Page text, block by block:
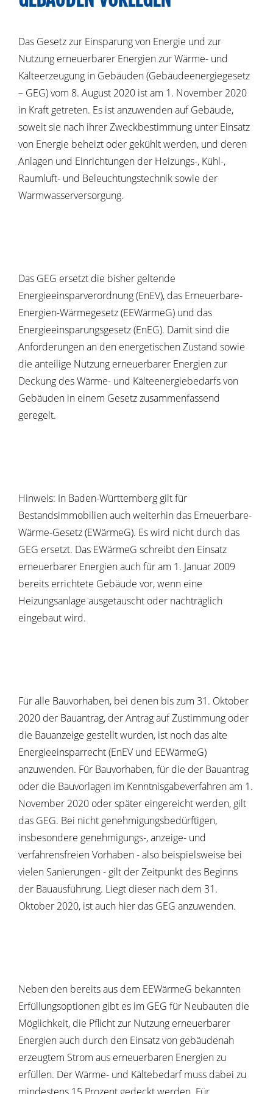
Das Gesetz zur Einsparung von Energie und zur
Nutzung erneuerbarer Energien zur Wärme- und
Kälteerzeugung in Gebäuden (Gebäudeenergiegesetz
– GEG) vom 8. August 2020 ist am 1. November 2020
in Kraft getreten. Es ist anzuwenden auf Gebäude,
soweit sie nach ihrer Zweckbestimmung unter Einsatz
von Energie beheizt oder gekühlt werden, und deren
Anlagen und Einrichtungen der Heizungs-, Kühl-,
Raumluft- und Beleuchtungstechnik sowie der
Warmwasserversorgung.
Das GEG ersetzt die bisher geltende
Energieeinsparverordnung (EnEV), das Erneuerbare-
Energien-Wärmegesetz (EEWärmeG) und das
Energieeinsparungsgesetz (EnEG). Damit sind die
Anforderungen an den energetischen Zustand sowie
die anteilige Nutzung erneuerbarer Energien zur
Deckung des Wärme- und Kälteenergiebedarfs von
Gebäuden in einem Gesetz zusammenfassend
geregelt.
Hinweis: In Baden-Württemberg gilt für
Bestandsimmobilien auch weiterhin das Erneuerbare-
Wärme-Gesetz (EWärmeG). Es wird nicht durch das
GEG ersetzt. Das EWärmeG schreibt den Einsatz
erneuerbarer Energien auch für am 1. Januar 2009
bereits errichtete Gebäude vor, wenn eine
Heizungsanlage ausgetauscht oder nachträglich
eingebaut wird.
Für alle Bauvorhaben, bei denen bis zum 31. Oktober
2020 der Bauantrag, der Antrag auf Zustimmung oder
die Bauanzeige gestellt wurden, ist noch das alte
Energieeinsparrecht (EnEV und EEWärmeG)
anzuwenden. Für Bauvorhaben, für die der Bauantrag
oder die Bauvorlagen im Kenntnisgabeverfahren am 1.
November 2020 oder später eingereicht werden, gilt
das GEG. Bei nicht genehmigungsbedürftigen,
insbesondere genehmigungs-, anzeige- und
verfahrensfreien Vorhaben - also beispielsweise bei
vielen Sanierungen - gilt der Zeitpunkt des Beginns
der Bauausführung. Liegt dieser nach dem 31.
Oktober 2020, ist auch hier das GEG anzuwenden.
Neben den bereits aus dem EEWärmeG bekannten
Erfüllungsoptionen gibt es im GEG für Neubauten die
Möglichkeit, die Pflicht zur Nutzung erneuerbarer
Energien auch durch den Einsatz von gebäudenah
erzeugtem Strom aus erneuerbaren Energien zu
erfüllen. Der Wärme- und Kältebedarf muss dabei zu